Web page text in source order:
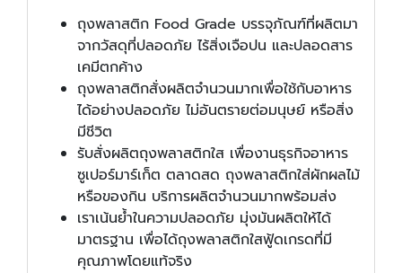
ถุงพลาสติก Food Grade บรรจุภัณฑ์ที่ผลิตมา
จากวัสดุที่ปลอดภัย ไร้สิ่งเจือปน และปลอดสาร
เคมีตกค้าง
ถุงพลาสติกสั่งผลิตจำนวนมากเพื่อใช้กับอาหาร
ได้อย่างปลอดภัย ไม่อันตรายต่อมนุษย์ หรือสิ่ง
มีชีวิต
รับสั่งผลิตถุงพลาสติกใส เพื่องานธุรกิจอาหาร
ซูเปอร์มาร์เก็ต ตลาดสด ถุงพลาสติกใส่ผักผลไม้
หรือของกิน บริการผลิตจำนวนมากพร้อมส่ง
เราเน้นย้ำในความปลอดภัย มุ่งมันผลิตให้ได้
มาตรฐาน เพื่อได้ถุงพลาสติกใสฟู้ดเกรดที่มี
คุณภาพโดยแท้จริง